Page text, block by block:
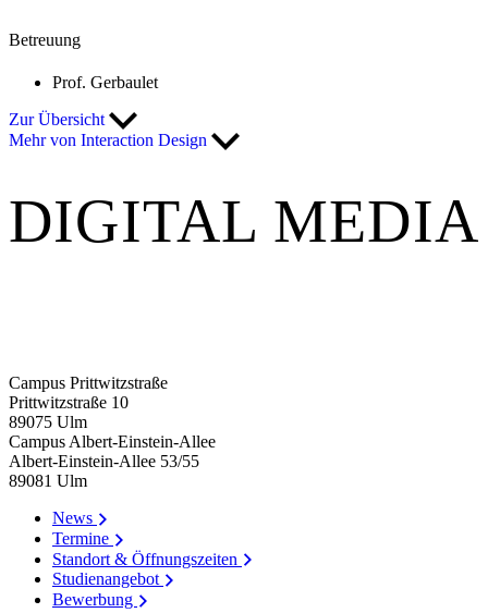
Betreuung
Prof. Gerbaulet
Zur Übersicht
Mehr von Interaction Design
DIGITAL MEDIA
Campus Prittwitzstraße
Prittwitzstraße 10
89075 Ulm
Campus Albert-Einstein-Allee
Albert-Einstein-Allee 53/​55
89081 Ulm
News
Termine
Standort & Öffnungszeiten
Studienangebot
Bewerbung